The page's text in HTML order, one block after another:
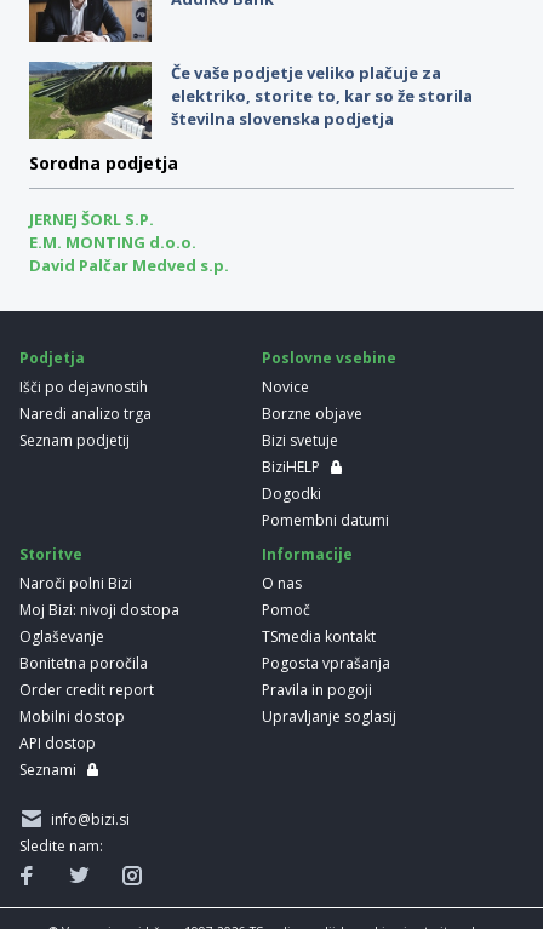
Če vaše podjetje veliko plačuje za
elektriko, storite to, kar so že storila
številna slovenska podjetja
Sorodna podjetja
JERNEJ ŠORL S.P.
E.M. MONTING d.o.o.
David Palčar Medved s.p.
Podjetja
Išči po dejavnostih
Naredi analizo trga
Seznam podjetij
Poslovne vsebine
Novice
Borzne objave
Bizi svetuje
BiziHELP
Dogodki
Pomembni datumi
Storitve
Naroči polni Bizi
Moj Bizi: nivoji dostopa
Oglaševanje
Bonitetna poročila
Order credit report
Mobilni dostop
API dostop
Seznami
Informacije
O nas
Pomoč
TSmedia kontakt
Pogosta vprašanja
Pravila in pogoji
Upravljanje soglasij
info@bizi.si
Sledite nam: